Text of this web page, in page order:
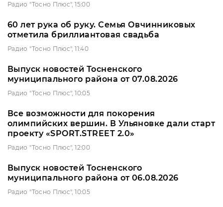
Радио "Тосно Плюс", 15:00
60 лет рука об руку. Семья Овчинниковых
отметила бриллиантовая свадьба
Радио "Тосно Плюс", 11:40
Выпуск новостей Тосненского
муниципального района от 07.08.2026
Радио "Тосно Плюс", 10:05
Все возможности для покорения
олимпийских вершин. В Ульяновке дали старт
проекту «SPORT.STREET 2.0»
Радио "Тосно Плюс", 12:00
Выпуск новостей Тосненского
муниципального района от 06.08.2026
Радио "Тосно Плюс", 10:05